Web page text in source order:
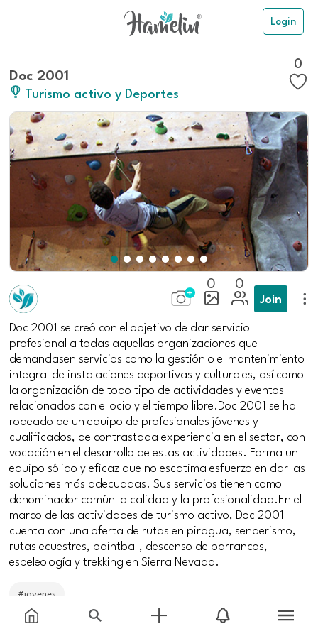
Login
Doc 2001
Turismo activo y Deportes
0
0 0
Join
Doc 2001 se creó con el objetivo de dar servicio
profesional a todas aquellas organizaciones que
demandasen servicios como la gestión o el mantenimiento
integral de instalaciones deportivas y culturales, así como
la organización de todo tipo de actividades y eventos
relacionados con el ocio y el tiempo libre.Doc 2001 se ha
rodeado de un equipo de profesionales jóvenes y
cualificados, de contrastada experiencia en el sector, con
vocación en el desarrollo de estas actividades. Forma un
equipo sólido y eficaz que no escatima esfuerzo en dar las
soluciones más adecuadas. Sus servicios tienen como
denominador común la calidad y la profesionalidad.En el
marco de las actividades de turismo activo, Doc 2001
cuenta con una oferta de rutas en piragua, senderismo,
rutas ecuestres, paintball, descenso de barrancos,
espeleología y trekking en Sierra Nevada.
#jovenes
Price